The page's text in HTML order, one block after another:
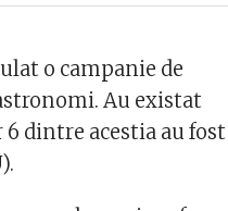
o campanie de
Au existat
dintre acestia au fost